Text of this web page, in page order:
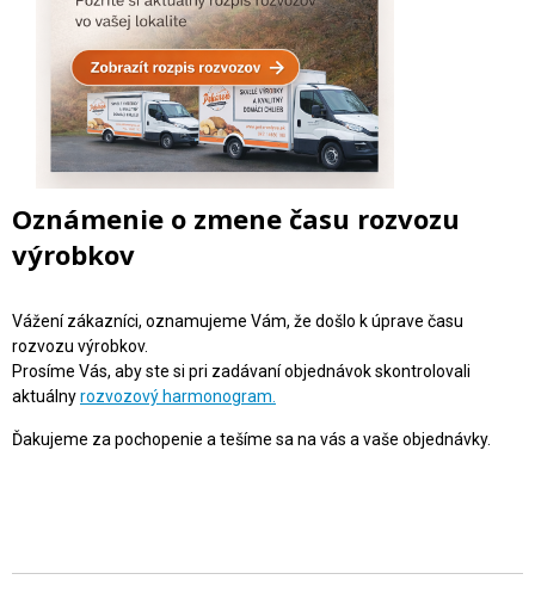
Oznámenie o zmene času rozvozu
výrobkov
Vážení zákazníci, oznamujeme Vám, že došlo k úprave času
rozvozu výrobkov.
Prosíme Vás, aby ste si pri zadávaní objednávok skontrolovali
aktuálnyrozvozový harmonogram.
Ďakujeme za pochopenie a tešíme sa na vás a vaše objednávky.